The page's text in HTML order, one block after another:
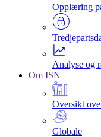
Opplæring
Analyse og
Om ISN
Oversikt
Globale